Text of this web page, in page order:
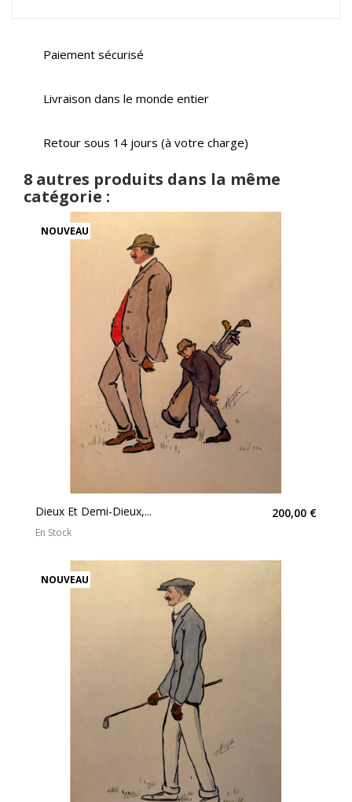
Paiement sécurisé
Livraison dans le monde entier
Retour sous 14 jours (à votre charge)
8 autres produits dans la même
catégorie :
NOUVEAU
Dieux Et Demi-Dieux,... 200,00 €
En Stock
NOUVEAU